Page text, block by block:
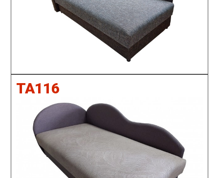
TA116